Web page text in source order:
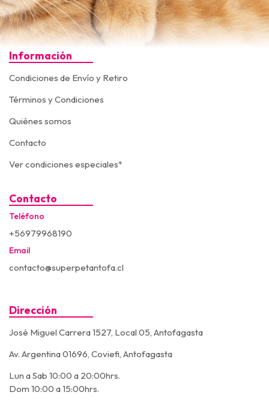
Información
Condiciones de Envío y Retiro
Términos y Condiciones
Quiénes somos
Contacto
Ver condiciones especiales*
Contacto
Teléfono
+56979968190
Email
contacto@superpetantofa.cl
Dirección
José Miguel Carrera 1527, Local 05, Antofagasta
Av. Argentina 01696, Coviefi, Antofagasta
Lun a Sab 10:00 a 20:00hrs.
Dom 10:00 a 15:00hrs.